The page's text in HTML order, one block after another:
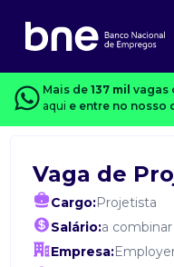
Mais de 137 mil vagas
aqui e entre no nosso
Vaga de
Cargo:Projetista
Salário:a combinar
Empresa: